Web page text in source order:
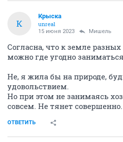
К
Крыска
unreal
15 июня 2023 Мишель
Согласна, что к земле
можно где угодно
Не, я жила бы на природе,
удовольствием.
Но при этом не занимаясь
совсем. Не тянет совершенно.
ОТВЕТИТЬ